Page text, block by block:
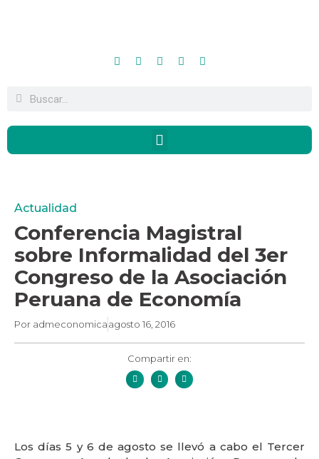
Actualidad
Conferencia Magistral
sobre Informalidad del 3er
Congreso de la Asociación
Peruana de Economía
Por admeconomicaagosto 16, 2016
Compartir en:
Los días 5 y 6 de agosto se llevó a cabo el Tercer